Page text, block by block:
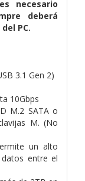
necesario
deberá
PC.
3.1 Gen 2)
10Gbps
M.2 SATA o
M. (No
un alto
entre el